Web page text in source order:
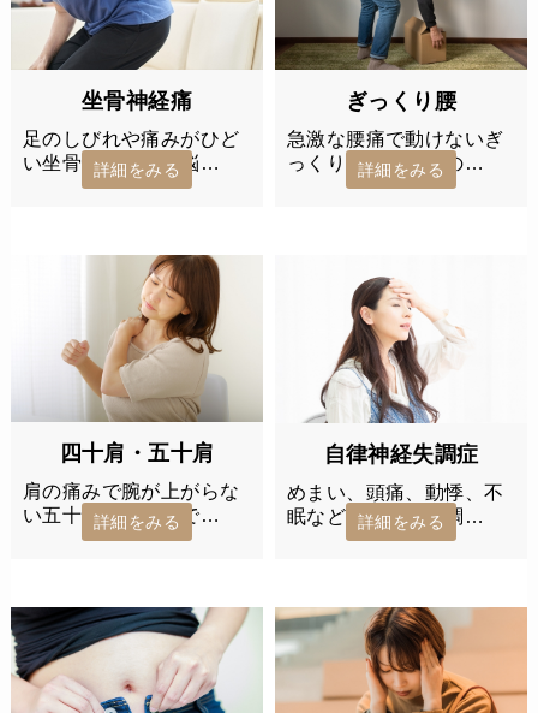
坐骨神経痛
足のしびれや痛みがひど
い坐骨神経痛でお悩…
詳細をみる
ぎっくり腰
急激な腰痛で動けないぎ
っくり腰でお悩みの…
詳細をみる
四十肩・五十肩
肩の痛みで腕が上がらな
い五十肩・四十肩で…
詳細をみる
自律神経失調症
めまい、頭痛、動悸、不
眠など自律神経失調…
詳細をみる